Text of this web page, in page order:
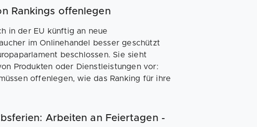
Rankings offenlegen
in der EU künftig an neue
im Onlinehandel besser geschützt
beschlossen. Sie sieht
Produkten oder Dienstleistungen vor:
offenlegen, wie das Ranking für ihre
Arbeiten an Feiertagen -